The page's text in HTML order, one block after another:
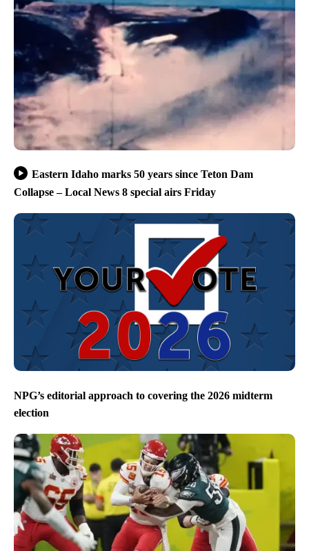
Eastern Idaho marks 50 years since Teton Dam
Collapse – Local News 8 special airs Friday
NPG’s editorial approach to covering the 2026 midterm
election